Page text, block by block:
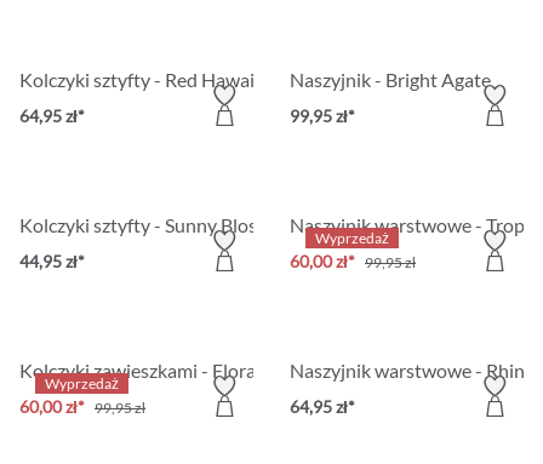
Kolczyki sztyfty - Red Hawaii
64,95 zł*
Naszyjnik - Bright Agate
99,95 zł*
Kolczyki sztyfty - Sunny Blossom
44,95 zł*
Wyprzedaż
Naszyjnik warstwowe -
60,00 zł* 99,95 zł
Wyprzedaż
Kolczyki zawieszkami - Floral Sparkle
60,00 zł* 99,95 zł
Naszyjnik warstwowe -
64,95 zł*